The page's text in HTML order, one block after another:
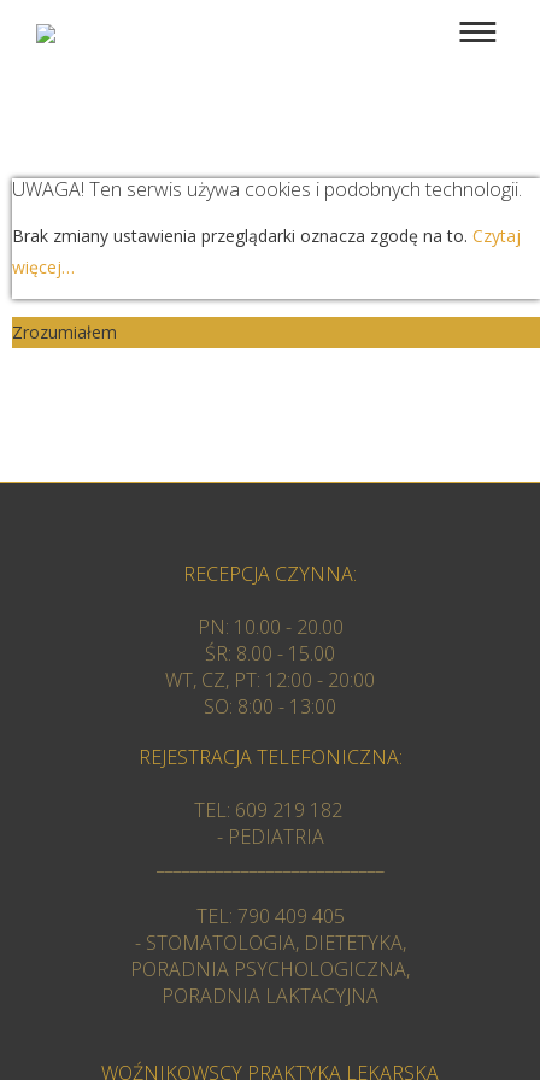
UWAGA! Ten serwis używa cookies i podobnych technologii.
Brak zmiany ustawienia przeglądarki oznacza zgodę na to. Czytaj
więcej…
Zrozumiałem
RECEPCJA CZYNNA:
PN: 10.00 - 20.00
ŚR: 8.00 - 15.00
WT, CZ, PT: 12:00 - 20:00
SO: 8:00 - 13:00
REJESTRACJA TELEFONICZNA:
TEL: 609 219 182
- PEDIATRIA
TEL: 790 409 405
- STOMATOLOGIA, DIETETYKA,
PORADNIA PSYCHOLOGICZNA,
PORADNIA LAKTACYJNA
WOŹNIKOWSCY PRAKTYKA LEKARSKA